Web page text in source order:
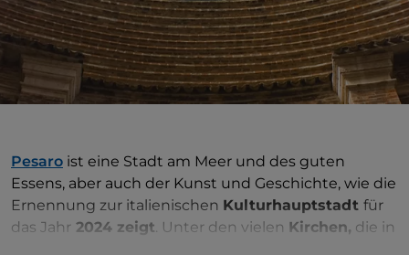
Pesaro ist eine Stadt am Meer und des guten
Essens, aber auch der Kunst und Geschichte, wie die
Ernennung zur italienischen Kulturhauptstadt für
das Jahr 2024 zeigt. Unter den vielen Kirchen, die in